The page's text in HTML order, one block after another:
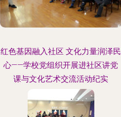
红色基因融入社区 文化力量润泽民
心——学校党组织开展进社区讲党
课与文化艺术交流活动纪实